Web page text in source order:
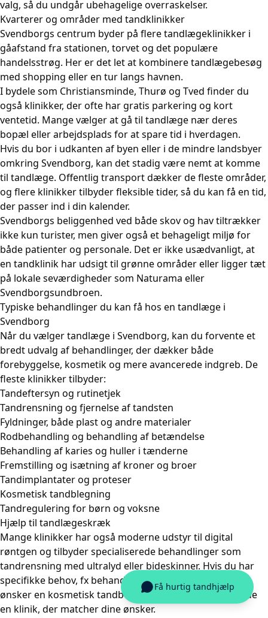
valg, så du undgår ubehagelige overraskelser.
Kvarterer og områder med tandklinikker
Svendborgs centrum byder på flere tandlægeklinikker i
gåafstand fra stationen, torvet og det populære
handelsstrøg. Her er det let at kombinere tandlægebesøg
med shopping eller en tur langs havnen.
I bydele som Christiansminde, Thurø og Tved finder du
også klinikker, der ofte har gratis parkering og kort
ventetid. Mange vælger at gå til tandlæge nær deres
bopæl eller arbejdsplads for at spare tid i hverdagen.
Hvis du bor i udkanten af byen eller i de mindre landsbyer
omkring Svendborg, kan det stadig være nemt at komme
til tandlæge. Offentlig transport dækker de fleste områder,
og flere klinikker tilbyder fleksible tider, så du kan få en tid,
der passer ind i din kalender.
Svendborgs beliggenhed ved både skov og hav tiltrækker
ikke kun turister, men giver også et behageligt miljø for
både patienter og personale. Det er ikke usædvanligt, at
en tandklinik har udsigt til grønne områder eller ligger tæt
på lokale seværdigheder som Naturama eller
Svendborgsundbroen.
Typiske behandlinger du kan få hos en tandlæge i
Svendborg
Når du vælger tandlæge i Svendborg, kan du forvente et
bredt udvalg af behandlinger, der dækker både
forebyggelse, kosmetik og mere avancerede indgreb. De
fleste klinikker tilbyder:
Tandeftersyn og rutinetjek
Tandrensning og fjernelse af tandsten
Fyldninger, både plast og andre materialer
Rodbehandling og behandling af betændelse
Behandling af karies og huller i tænderne
Fremstilling og isætning af kroner og broer
Tandimplantater og proteser
Kosmetisk tandblegning
Tandregulering for børn og voksne
Hjælp til tandlægeskræk
Mange klinikker har også moderne udstyr til digital
røntgen og tilbyder specialiserede behandlinger som
tandrensning med ultralyd eller bideskinner. Hvis du har
specifikke behov, fx behandling af paradentose eller
ønsker en kosmetisk tandbehandling
, kan du nemt finde
en klinik, der matcher dine ønsker.